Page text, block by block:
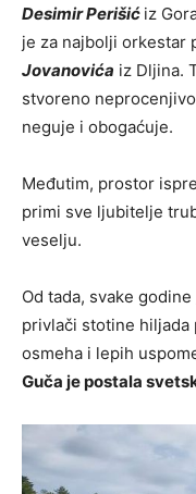
Desimir Perišić iz
je za najbolji orkestar
Jovanovića iz Dljina.
stvoreno
neguje i obogaćuje.
Međutim, prostor
primi sve ljubitelje
veselju.
Od tada, svake
privlači stotine hiljada
osmeha i lepih
Guča je postala